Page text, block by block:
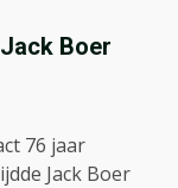
Boer
76 jaar
Jack Boer